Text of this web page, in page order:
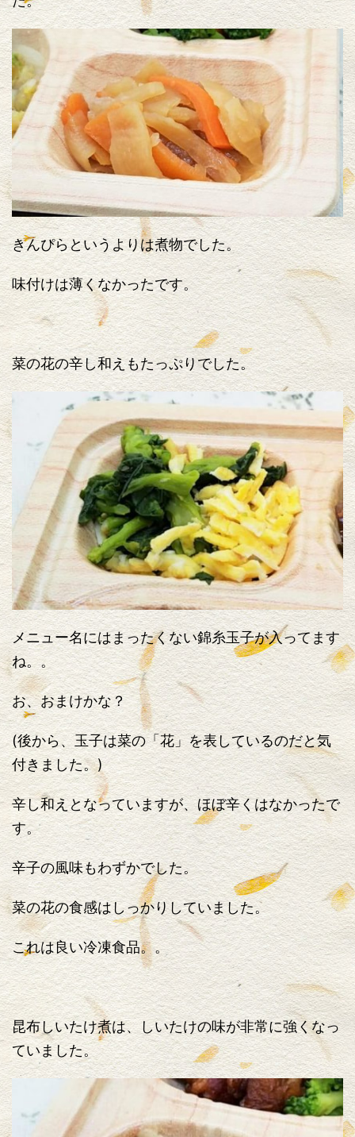
きんぴらというよりは煮物でした。
味付けは薄くなかったです。
菜の花の辛し和えもたっぷりでした。
メニュー名にはまったくない錦糸玉子が入ってます
ね。。
お、おまけかな？
(後から、玉子は菜の「花」を表しているのだと気
付きました。)
辛し和えとなっていますが、ほぼ辛くはなかったで
す。
辛子の風味もわずかでした。
菜の花の食感はしっかりしていました。
これは良い冷凍食品。。
昆布しいたけ煮は、しいたけの味が非常に強くなっ
ていました。